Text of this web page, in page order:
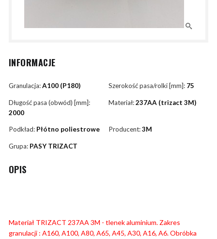
INFORMACJE
Granulacja:A100 (P180) Szerokość pasa/rolki [mm]: 75
Długość pasa (obwód) [mm]:
2000
Materiał:237AA (trizact 3M)
Podkład: Płótno poliestrowe Producent:3M
Grupa: PASY TRIZACT
OPIS
Materiał TRIZACT 237AA 3M - tlenek aluminium. Zakres
granulacji : A160, A100, A80, A65, A45, A30, A16, A6. Obróbka